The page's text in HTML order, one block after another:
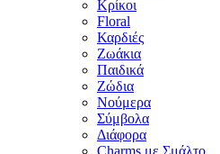
Κρίκοι
Floral
Καρδιές
Ζωάκια
Παιδικά
Ζώδια
Νούμερα
Σύμβολα
Διάφορα
Charms με Σμάλτο